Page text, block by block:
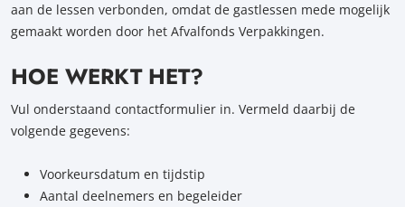
aan de lessen verbonden, omdat de gastlessen mede mogelijk
gemaakt worden door het Afvalfonds Verpakkingen.
HOE WERKT HET?
Vul onderstaand contactformulier in. Vermeld daarbij de
volgende gegevens:
Voorkeursdatum en tijdstip
Aantal deelnemers en begeleider